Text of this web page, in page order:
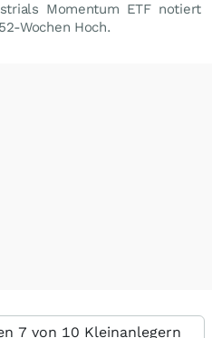
Momentum ETF notiert
Wochen Hoch.
7 von 10 Kleinanlegern